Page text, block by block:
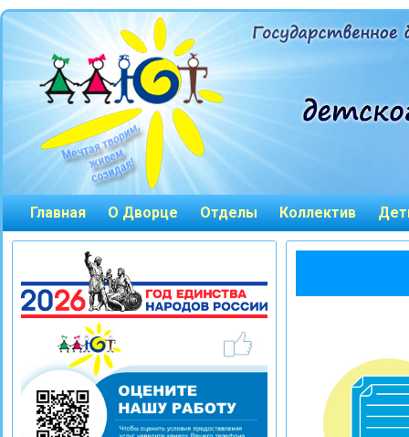
Главная О Дворце Отделы Коллектив